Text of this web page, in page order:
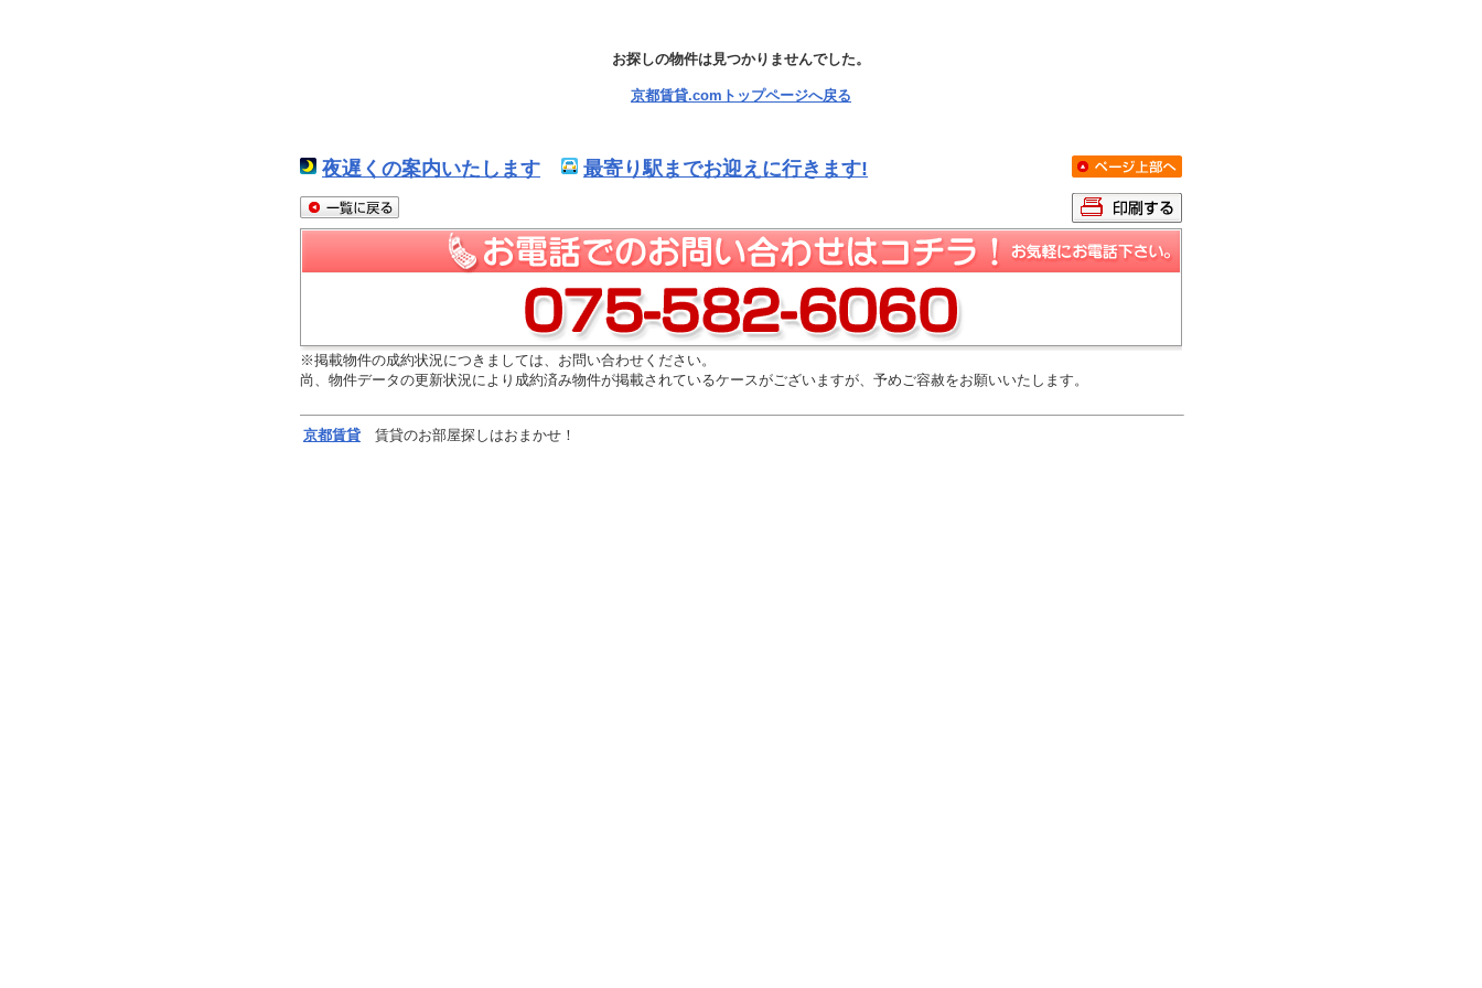
お探しの物件は見つかりませんでした。
京都賃貸.comトップページへ戻る
夜遅くの案内いたします 最寄り駅までお迎えに行きます!
※掲載物件の成約状況につきましては、お問い合わせください。
尚、物件データの更新状況により成約済み物件が掲載されているケースがございますが、予めご容赦をお願いいたします。
京都賃貸 賃貸のお部屋探しはおまかせ！